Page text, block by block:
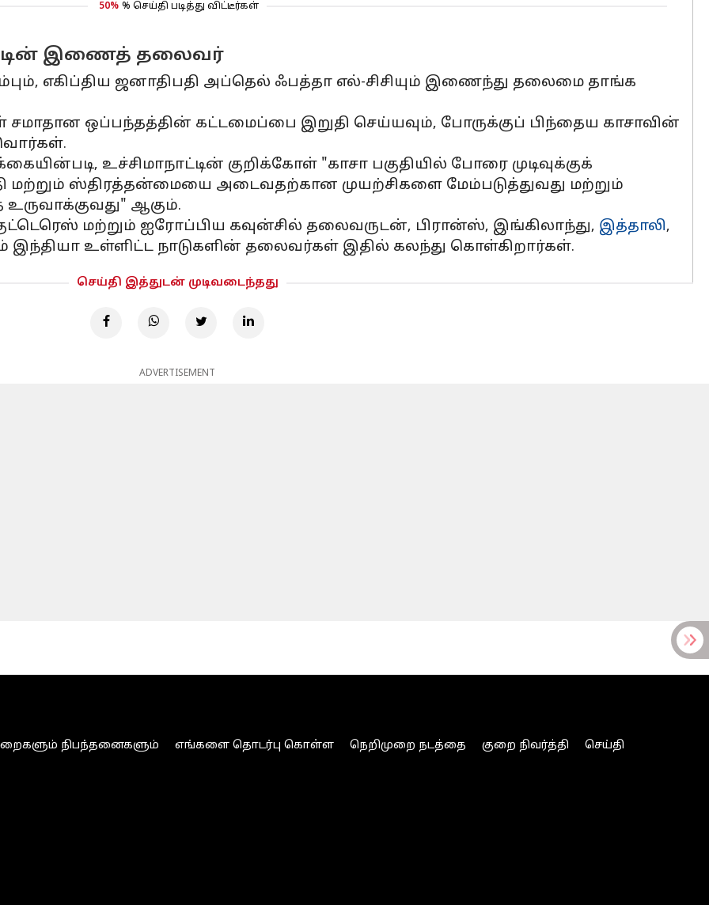
50% % செய்தி படித்து விட்டீர்கள்
இணைத் தலைவர்
எகிப்திய ஜனாதிபதி அப்தெல் ஃபத்தா எல்-சிசியும் இணைந்து தலைமை தாங்க
ஒப்பந்தத்தின் கட்டமைப்பை இறுதி செய்யவும், போருக்குப் பிந்தைய காசாவின்
உச்சிமாநாட்டின் குறிக்கோள் "காசா பகுதியில் போரை முடிவுக்குக்
மற்றும் ஸ்திரத்தன்மையை அடைவதற்கான முயற்சிகளை மேம்படுத்துவது மற்றும்
உருவாக்குவது" ஆகும்.
மற்றும் ஐரோப்பிய கவுன்சில் தலைவருடன், பிரான்ஸ், இங்கிலாந்து, இத்தாலி,
இந்தியா உள்ளிட்ட நாடுகளின் தலைவர்கள் இதில் கலந்து கொள்கிறார்கள்.
செய்தி இத்துடன் முடிவடைந்தது
ADVERTISEMENT
நிபந்தனைகளும் எங்களை தொடர்பு கொள்ள நெறிமுறை நடத்தை குறை நிவர்த்தி
செய்தி